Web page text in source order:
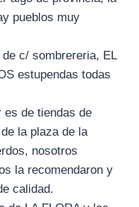
pueblos muy
c/ sombrereria, EL
estupendas todas
es de tiendas de
la plaza de la
nosotros
la recomendaron y
calidad.